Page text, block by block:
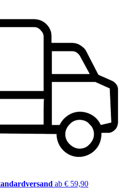
ab € 59,90